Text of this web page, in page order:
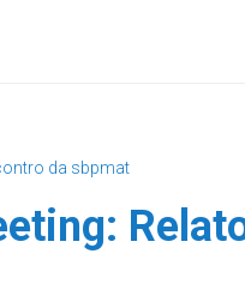
da sbpmat